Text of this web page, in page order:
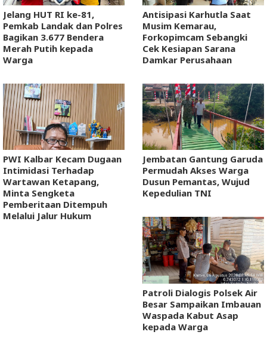
Jelang HUT RI ke-81,
Pemkab Landak dan Polres
Bagikan 3.677 Bendera
Merah Putih kepada
Warga
Antisipasi Karhutla Saat
Musim Kemarau,
Forkopimcam Sebangki
Cek Kesiapan Sarana
Damkar Perusahaan
PWI Kalbar Kecam Dugaan
Intimidasi Terhadap
Wartawan Ketapang,
Minta Sengketa
Pemberitaan Ditempuh
Melalui Jalur Hukum
Jembatan Gantung Garuda
Permudah Akses Warga
Dusun Pemantas, Wujud
Kepedulian TNI
Patroli Dialogis Polsek Air
Besar Sampaikan Imbauan
Waspada Kabut Asap
kepada Warga